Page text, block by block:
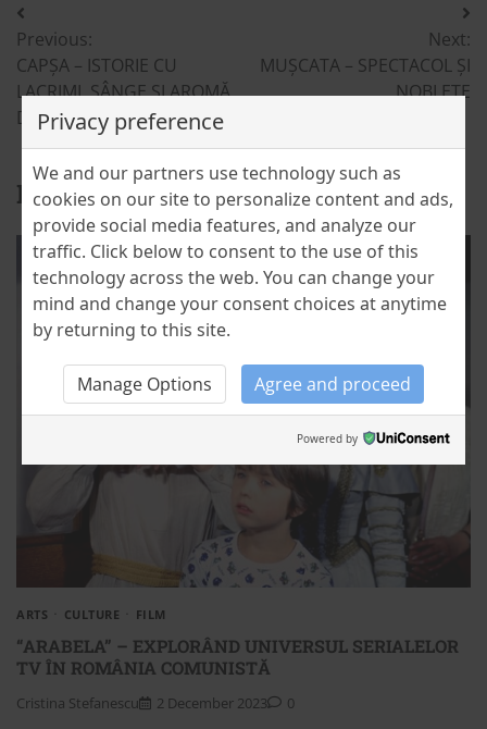
Post
navigation
Previous:
CAPȘA – ISTORIE CU
LACRIMI, SÂNGE ŞI AROMĂ
DE CIOCOLATĂ
Next:
MUȘCATA – SPECTACOL ȘI
NOBLEȚE
Related Posts
ARTS CULTURE FILM
“ARABELA” – EXPLORÂND UNIVERSUL SERIALELOR
TV ÎN ROMÂNIA COMUNISTĂ
Cristina Stefanescu 2 December 2023 0
Privacy preference
We and our partners use technology such as
cookies on our site to personalize content and ads,
provide social media features, and analyze our
traffic. Click below to consent to the use of this
technology across the web. You can change your
mind and change your consent choices at anytime
by returning to this site.
Manage Options Agree and proceed
Powered by